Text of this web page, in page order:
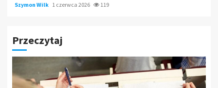
Szymon Wilk 1 czerwca 2026 119
Przeczytaj